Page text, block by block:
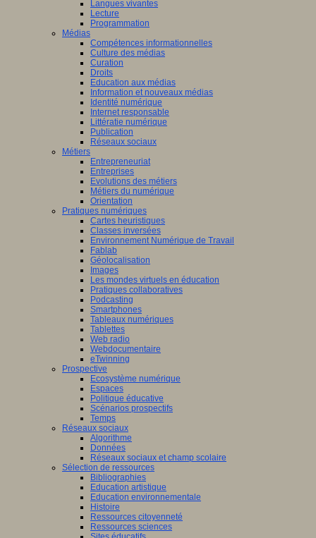
Langues vivantes
Lecture
Programmation
Médias
Compétences informationnelles
Culture des médias
Curation
Droits
Education aux médias
Information et nouveaux médias
Identité numérique
Internet responsable
Littératie numérique
Publication
Réseaux sociaux
Métiers
Entrepreneuriat
Entreprises
Evolutions des métiers
Métiers du numérique
Orientation
Pratiques numériques
Cartes heuristiques
Classes inversées
Environnement Numérique de Travail
Fablab
Géolocalisation
Images
Les mondes virtuels en éducation
Pratiques collaboratives
Podcasting
Smartphones
Tableaux numériques
Tablettes
Web radio
Webdocumentaire
eTwinning
Prospective
Ecosystème numérique
Espaces
Politique éducative
Scénarios prospectifs
Temps
Réseaux sociaux
Algorithme
Données
Réseaux sociaux et champ scolaire
Sélection de ressources
Bibliographies
Education artistique
Education environnementale
Histoire
Ressources citoyenneté
Ressources sciences